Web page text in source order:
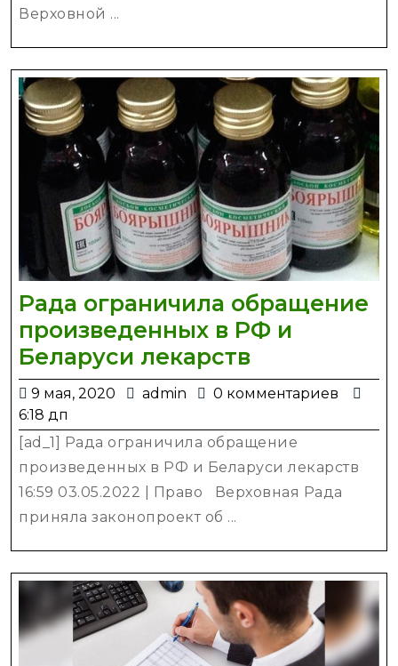
работы
во
время
войны
Верховной ...
Рада ограничила обращение
произведенных в РФ и
Беларуси лекарствРада
ограничила
обращение
в
РФ
лекарств
9 мая, 2020
9
2020
admin admin
0 комментариев
6:18 дп
[ad_1] Рада ограничила обращение
произведенных в РФ и Беларуси лекарств
16:59 03.05.2022 | Право Верховная Рада
приняла законопроект об ...